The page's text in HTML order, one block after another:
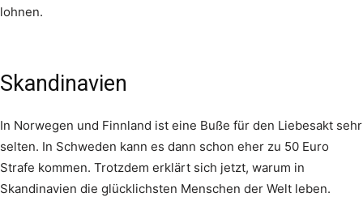
lohnen.
Skandinavien
In Norwegen und Finnland ist eine Buße für den Liebesakt sehr
selten. In Schweden kann es dann schon eher zu 50 Euro
Strafe kommen. Trotzdem erklärt sich jetzt, warum in
Skandinavien die glücklichsten Menschen der Welt leben.